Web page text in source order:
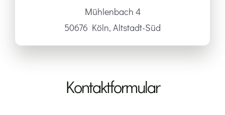
Mühlenbach 4
50676 Köln, Altstadt-Süd
Kontaktformular